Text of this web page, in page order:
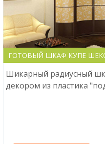
ГОТОВЫЙ ШКАФ КУПЕ
Шикарный радиусный
декором из пластика